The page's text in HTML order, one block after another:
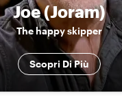
Joe (Joram)
The happy skipper
Scopri Di Più